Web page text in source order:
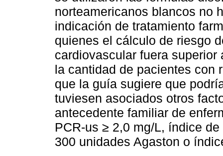
norteamericanos blancos no
indicación de tratamiento
quienes el cálculo de riesgo
cardiovascular fuera
la cantidad de pacientes con
que la guía sugiere que
tuviesen asociados otros
antecedente familiar de
PCR-us ≥ 2,0 mg/L, índice
300 unidades Agaston o